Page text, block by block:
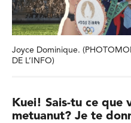
Joyce Dominique.
DE L’INFO)
Kuei! Sais-tu ce que
metuanut? Je te